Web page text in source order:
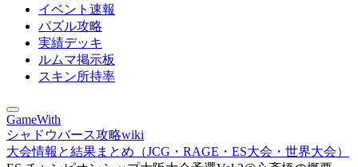
イベント速報
パズル攻略
実績デッキ
ルムマ掲示板
スキン所持率
GameWith
シャドウバース攻略wiki
大会情報と結果まとめ（JCG・RAGE・ES大会・世界大会）